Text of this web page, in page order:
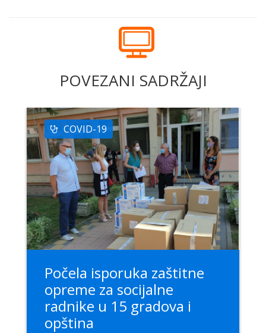
POVEZANI SADRŽAJI
COVID-19
Počela isporuka zaštitne
opreme za socijalne
radnike u 15 gradova i
opština